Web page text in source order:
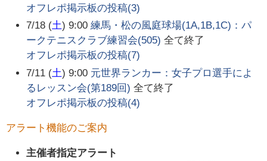
オフレポ掲示板の投稿(3)
7/18 (土) 9:00 練馬・松の風庭球場(1A,1B,1C)：パ
ークテニスクラブ練習会(505) 全て終了
オフレポ掲示板の投稿(7)
7/11 (土) 9:00 元世界ランカー：女子プロ選手によ
るレッスン会(第189回) 全て終了
オフレポ掲示板の投稿(4)
アラート機能のご案内
主催者指定アラート